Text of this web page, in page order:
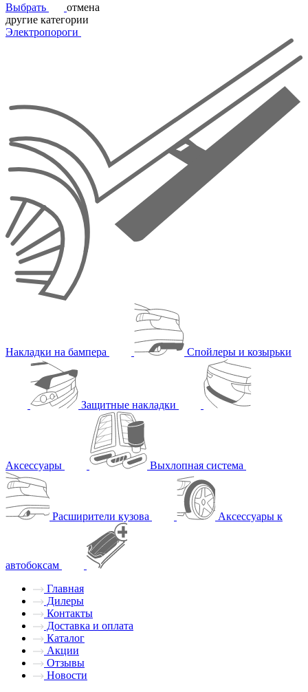
Выбрать
отмена
другие категории
Электропороги
Накладки на бампера Спойлеры и козырьки
Защитные накладки
Аксессуары Выхлопная система
Расширители кузова Аксессуары к
автобоксам
Главная
Дилеры
Контакты
Доставка и оплата
Каталог
Акции
Отзывы
Новости